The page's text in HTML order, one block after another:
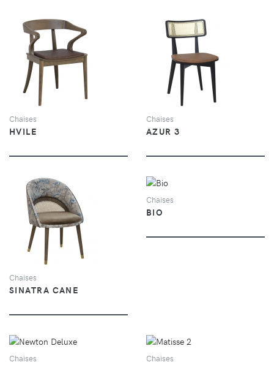
VUE
Chaises
HVILE
VUE
Chaises
AZUR 3
VUE
Chaises
SINATRA CANE
Chaises
BIO
VUE
Chaises Chaises